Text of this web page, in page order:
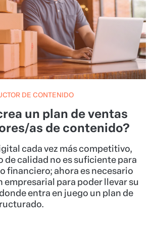
DE CONTENIDO
un plan de ventas
as de contenido?
cada vez más competitivo,
de calidad no es suficiente para
financiero; ahora es necesario
empresarial para poder llevar su
entra en juego un plan de